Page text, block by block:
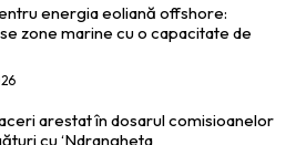
energia eoliană offshore:
zone marine cu o capacitate de
arestat în dosarul comisioanelor
cu ‘Ndrangheta